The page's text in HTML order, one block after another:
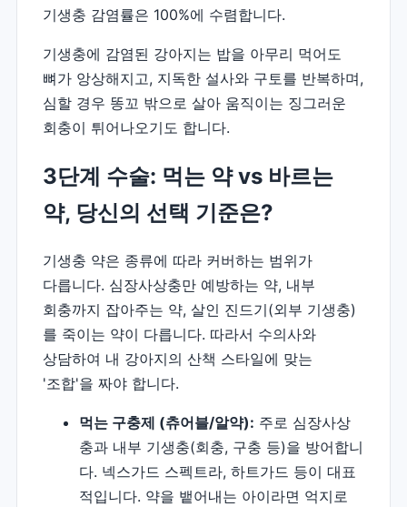
기생충 감염률은 100%에 수렴합니다.
기생충에 감염된 강아지는 밥을 아무리 먹어도
뼈가 앙상해지고, 지독한 설사와 구토를 반복하며,
심할 경우 똥꼬 밖으로 살아 움직이는 징그러운
회충이 튀어나오기도 합니다.
3단계 수술: 먹는 약 vs 바르는
약, 당신의 선택 기준은?
기생충 약은 종류에 따라 커버하는 범위가
다릅니다. 심장사상충만 예방하는 약, 내부
회충까지 잡아주는 약, 살인 진드기(외부 기생충)
를 죽이는 약이 다릅니다. 따라서 수의사와
상담하여 내 강아지의 산책 스타일에 맞는
'조합'을 짜야 합니다.
먹는 구충제 (츄어블/알약): 주로 심장사상
충과 내부 기생충(회충, 구충 등)을 방어합니
다. 넥스가드 스펙트라, 하트가드 등이 대표
적입니다. 약을 뱉어내는 아이라면 억지로